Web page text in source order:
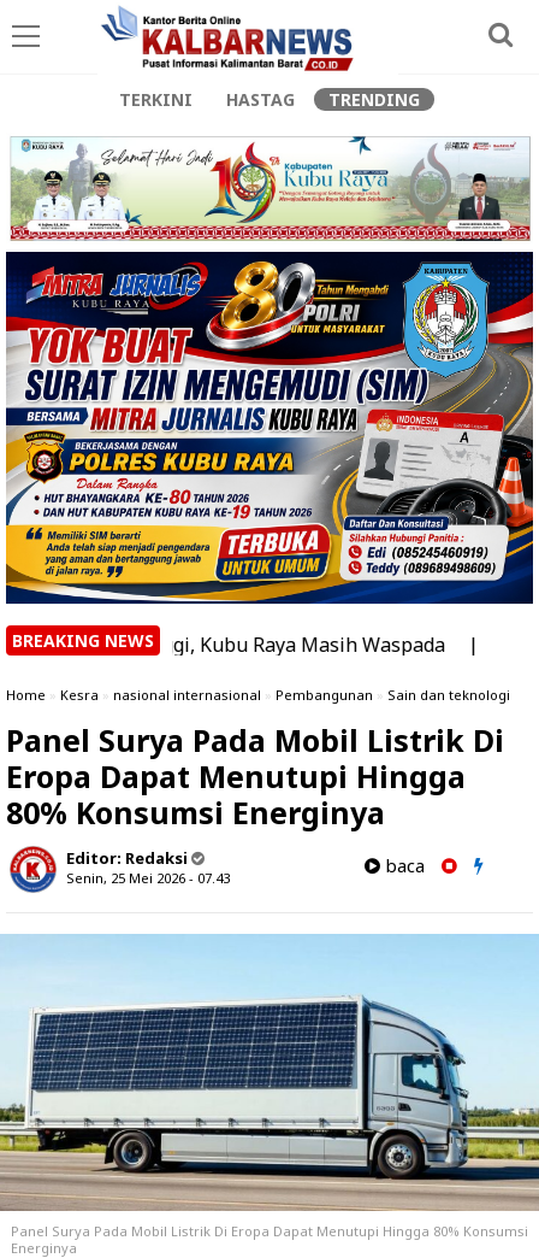
TERKINI HASTAG TRENDING
BREAKING NEWSKubu Raya Masih Waspada | Banyak yang
Home » Kesra » nasional internasional » Pembangunan » Sain dan teknologi
Panel Surya Pada Mobil Listrik Di
Eropa Dapat Menutupi Hingga
80% Konsumsi Energinya
Editor: Redaksi
Senin, 25 Mei 2026 - 07.43
baca
Panel Surya Pada Mobil Listrik Di Eropa Dapat Menutupi Hingga 80% Konsumsi
Energinya